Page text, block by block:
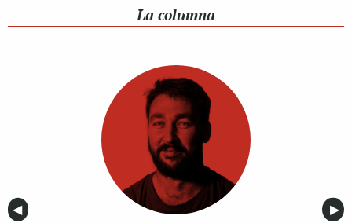
La columna
Anterior
◀︎ ▶︎